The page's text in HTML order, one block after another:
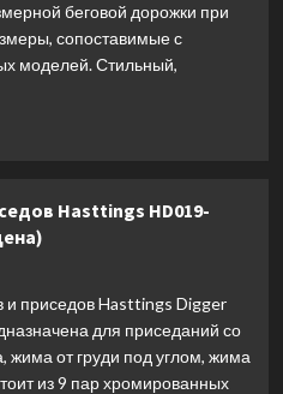
беговой дорожки при
сопоставимые с
моделей. Стильный,
Hasttings HD019-
приседов Hasttings Digger
для приседаний со
жима от груди под углом, жима
из 9 пар хромированных